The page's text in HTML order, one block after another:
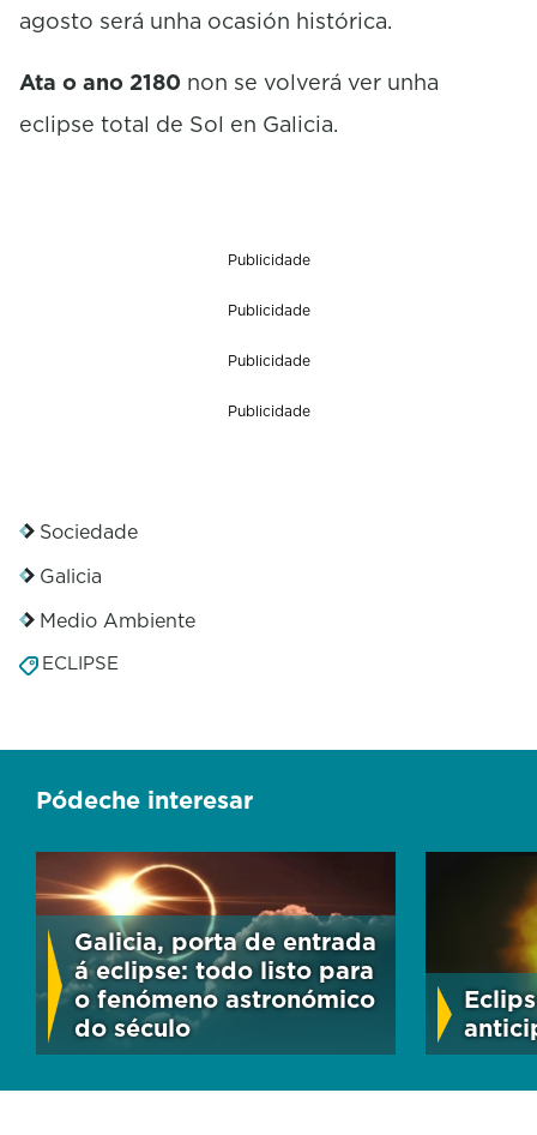
agosto será unha ocasión histórica.
Ata o ano 2180 non se volverá ver unha
eclipse total de Sol en Galicia.
Publicidade
Publicidade
Publicidade
Publicidade
Sociedade
Galicia
Medio Ambiente
ECLIPSE
Pódeche interesar
Galicia, porta de entrada
á eclipse: todo listo para
o fenómeno astronómico
do século